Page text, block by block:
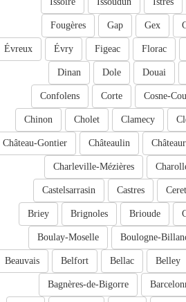
Gex
Gap
Fougères
Florac
Figeac
Évry
Évreux
Douai
Dole
Dinan
Cosne-
Corte
Confolens
Clamecy
Cholet
Chinon
Châteaulin
Château-Gontier
Charleville-Mézières
Ceret
Castres
Castelsarrasin
Brioude
Brignoles
Briey
Boulogne-
Boulay-Moselle
Belley
Bellac
Belfort
Beauvais
Bagnères-de-Bigorre